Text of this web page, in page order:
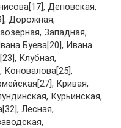
Деповская,
Дорожная,
Западная,
Буева[20], Ивана
Клубная,
Кривая,
Курьинская,
Лесная,